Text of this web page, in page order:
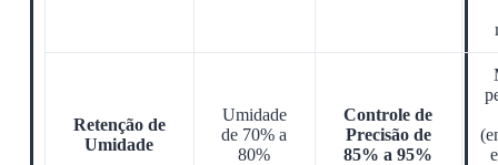
Retenção de
Umidade
Umidade
de 70% a
80%
Controle de
Precisão de
85% a 95%